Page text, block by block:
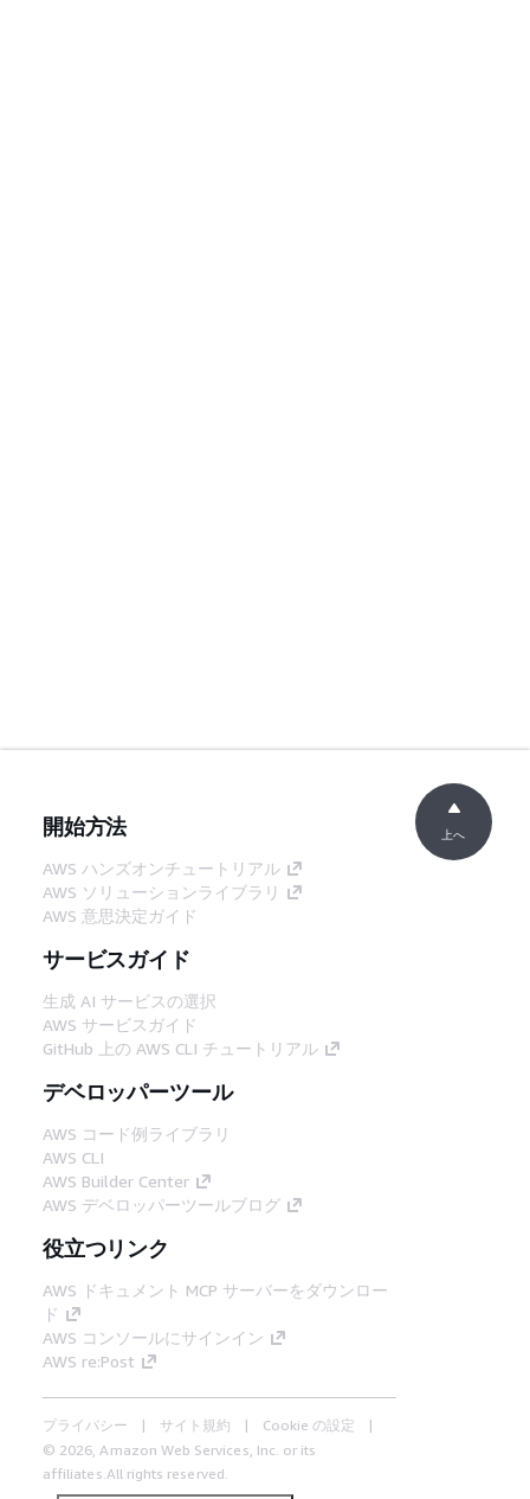
開始方法
AWS ハンズオンチュートリアル
AWS ソリューションライブラリ
AWS 意思決定ガイド
サービスガイド
生成 AI サービスの選択
AWS サービスガイド
GitHub 上の AWS CLI チュートリアル
デベロッパーツール
AWS コード例ライブラリ
AWS CLI
AWS Builder Center
AWS デベロッパーツールブログ
役立つリンク
AWS ドキュメント MCP サーバーをダウンロー
ド
AWS コンソールにサインイン
AWS re:Post
プライバシー サイト規約
Cookie の設定
© 2026, Amazon Web Services, Inc. or its
affiliates.All rights reserved.
上へ